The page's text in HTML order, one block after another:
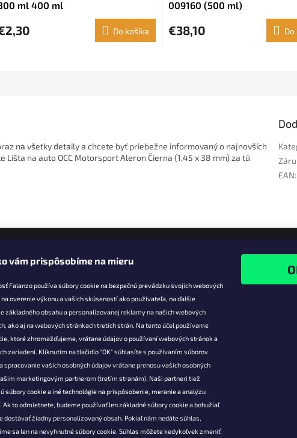
vám prispôsobíme na mieru
Falanzo používa súbory cookie na bezpečnú prevádzku svojich webových
overenie výkonu a vašich skúseností ako používateľa, na ďalšie
základného obsahu a personalizovanej reklamy na našich webových
ako aj na webových stránkach tretích strán. Na tento účel používame
ktoré zhromažďujeme, vrátane údajov o používaní webových stránok a
zariadení. Kliknutím na tlačidlo "OK" súhlasíte s používaním súborov
spracovanie vašich osobných údajov vrátane prenosu vašich osobných
marketingovým partnerom (tretím stranám). Naši partneri tiež
súbory cookie a iné technológie na prispôsobenie, meranie a analýzu
Ak to odmietnete, budeme používať len základné súbory cookie a bohužiaľ
dostávať žiadny personalizovaný obsah. Pokiaľ nám nedáte súhlas,
sa len na nevyhnutné súbory cookie. Súhlas môžete kedykoľvek zmeniť
ml 400 ml
Do košíka
009160 (500 ml)
€38,10 Do
na všetky detaily a chcete byť priebežne informovaný o najnovších
na auto OCC Motorsport Aleron Čierna (1,45 x 38 mm) za tú
EAN:
pre vás
zľavy
a platba
vrátenie a
produktov
podmienky
ochrany
údajov
Facebook